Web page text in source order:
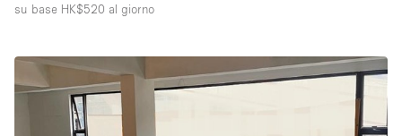
su base HK$520 al giorno